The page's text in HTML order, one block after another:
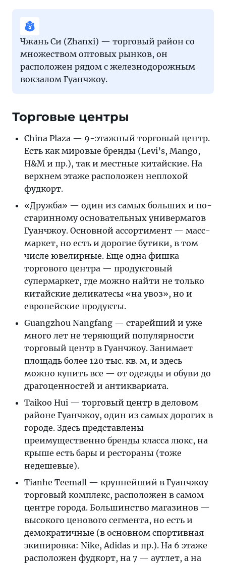
Чжань Си (Zhanxi) — торговый район со
множеством оптовых рынков, он
расположен рядом с железнодорожным
вокзалом Гуанчжоу.
Торговые центры
China Plaza — 9-этажный торговый центр.
Есть как мировые бренды (Levi’s, Mango,
H&M и пр.), так и местные китайские. На
верхнем этаже расположен неплохой
фудкорт.
«Дружба» — один из самых больших и по-
старинному основательных универмагов
Гуанчжоу. Основной ассортимент — масс-
маркет, но есть и дорогие бутики, в том
числе ювелирные. Еще одна фишка
торгового центра — продуктовый
супермаркет, где можно найти не только
китайские деликатесы «на увоз», но и
европейские продукты.
Guangzhou Nangfang — старейший и уже
много лет не теряющий популярности
торговый центр в Гуанчжоу. Занимает
площадь более 120 тыс. кв. м, и здесь
можно купить все — от одежды и обуви до
драгоценностей и антиквариата.
Taikoo Hui — торговый центр в деловом
районе Гуанчжоу, один из самых дорогих в
городе. Здесь представлены
преимущественно бренды класса люкс, на
крыше есть бары и рестораны (тоже
недешевые).
Tianhe Teemall — крупнейший в Гуанчжоу
торговый комплекс, расположен в самом
центре города. Большинство магазинов —
высокого ценового сегмента, но есть и
демократичные (в основном спортивная
экипировка: Nike, Adidas и пр.). На 6 этаже
расположен фудкорт, на 7 — аутлет, а на